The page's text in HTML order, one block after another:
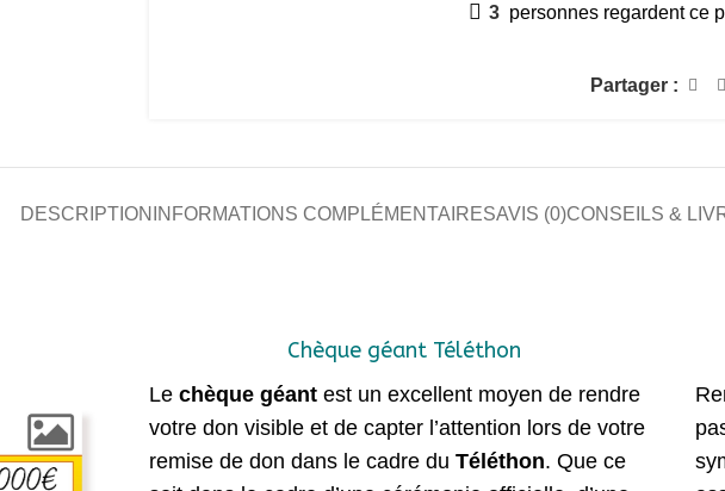
3 personnes regardent ce
Partager :
DESCRIPTION INFORMATIONS COMPLÉMENTAIRESAVIS (0)CONSEILS &
Chèque géant Téléthon
Le chèque géant est un excellent moyen de rendre
votre don visible et de capter l’attention lors de votre
remise de don dans le cadre du Téléthon. Que ce